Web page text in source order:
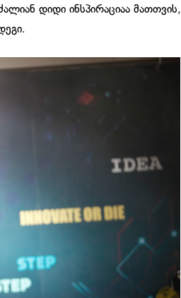
დიდი ინსპირაციაა მათთვის,